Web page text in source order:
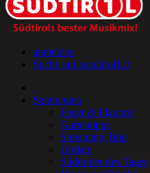
anmelden
Suche auf suedtirol1.it
Sendungen
Feuer & Flamme
Gartentipps
Streaming Tipp
Update
Südtiroler des Tages